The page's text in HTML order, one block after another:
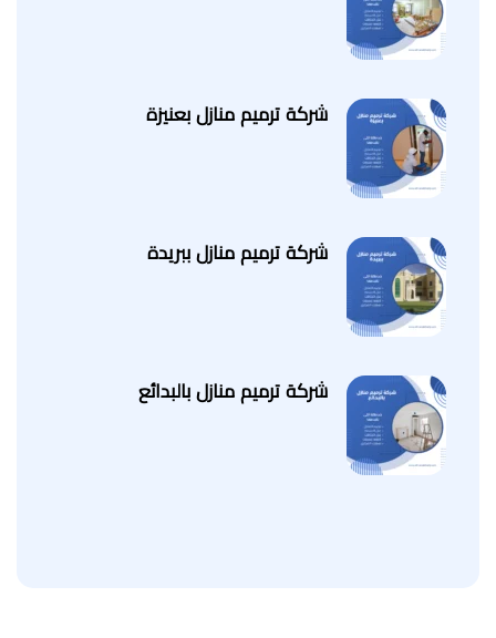
شركة ترميم منازل بعنيزة
شركة ترميم منازل ببريدة
شركة ترميم منازل بالبدائع